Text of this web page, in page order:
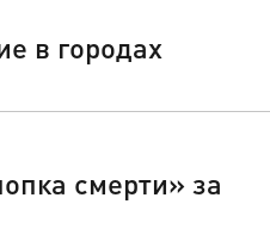
в городах
смерти» за